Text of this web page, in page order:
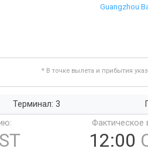
Guangzhou
* В точке вылета и прибытия
Терминал: 3
Фактическое
12:00